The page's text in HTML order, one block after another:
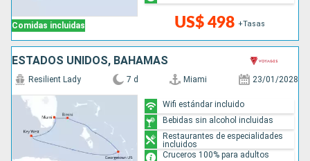
Comidas incluidas US$ 498 +Tasas
ESTADOS UNIDOS, BAHAMAS
Resilient Lady 7 d Miami 23/01/2028
Wifi estándar incluido
Bebidas sin alcohol incluidas
Restaurantes de especialidades
incluidos
Cruceros 100% para adultos